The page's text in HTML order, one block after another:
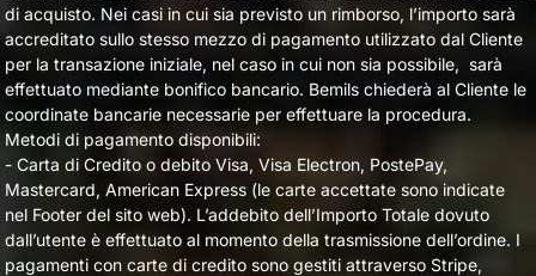
di acquisto. Nei casi in cui sia previsto un rimborso, l’importo sarà
accreditato sullo stesso mezzo di pagamento utilizzato dal Cliente
per la transazione iniziale, nel caso in cui non sia possibile, sarà
effettuato mediante bonifico bancario. Bemils chiederà al Cliente le
coordinate bancarie necessarie per effettuare la procedura.
Metodi di pagamento disponibili:
- Carta di Credito o debito Visa, Visa Electron, PostePay,
Mastercard, American Express (le carte accettate sono indicate
nel Footer del sito web). L’addebito dell’Importo Totale dovuto
dall’utente è effettuato al momento della trasmissione dell’ordine. I
pagamenti con carte di credito sono gestiti attraverso Stripe,